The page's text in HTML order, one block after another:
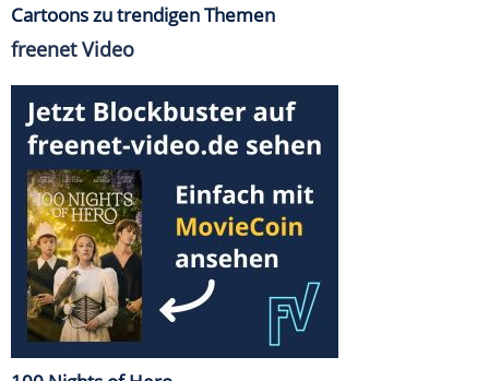
Cartoons zu trendigen Themen
freenet Video